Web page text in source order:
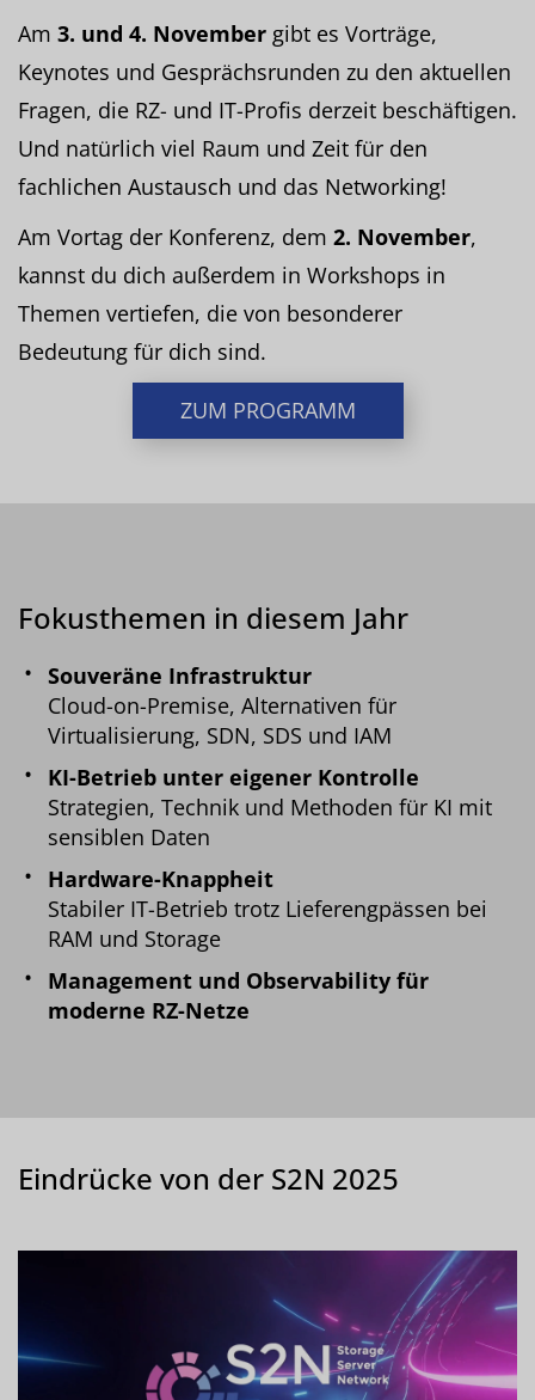
Am 3. und 4. November gibt es Vorträge,
Keynotes und Gesprächsrunden zu den aktuellen
Fragen, die RZ- und IT-Profis derzeit beschäftigen.
Und natürlich viel Raum und Zeit für den
fachlichen Austausch und das Networking!
Am Vortag der Konferenz, dem 2. November,
kannst du dich außerdem in Workshops in
Themen vertiefen, die von besonderer
Bedeutung für dich sind.
ZUM PROGRAMM
Fokusthemen in diesem Jahr
Souveräne Infrastruktur
Cloud-on-Premise, Alternativen für
Virtualisierung, SDN, SDS und IAM
KI-Betrieb unter eigener Kontrolle
Strategien, Technik und Methoden für KI mit
sensiblen Daten
Hardware-Knappheit
Stabiler IT-Betrieb trotz Lieferengpässen bei
RAM und Storage
Management und Observability für
moderne RZ-Netze
Eindrücke von der S2N 2025